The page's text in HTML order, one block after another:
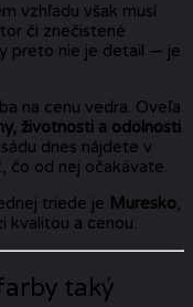
vzhľadu však musí
či znečistené
preto nie je detail — je
na cenu vedra. Oveľa
životnosti a odolnosti.
dnes nájdete v
čo od nej očakávate.
triede je Muresko,
kvalitou a cenou.
taký